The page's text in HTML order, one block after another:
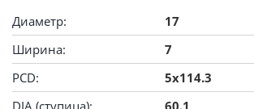
Диаметр:
17
Ширина:
7
PCD:
5x114.3
DIA (ступица):
60.1